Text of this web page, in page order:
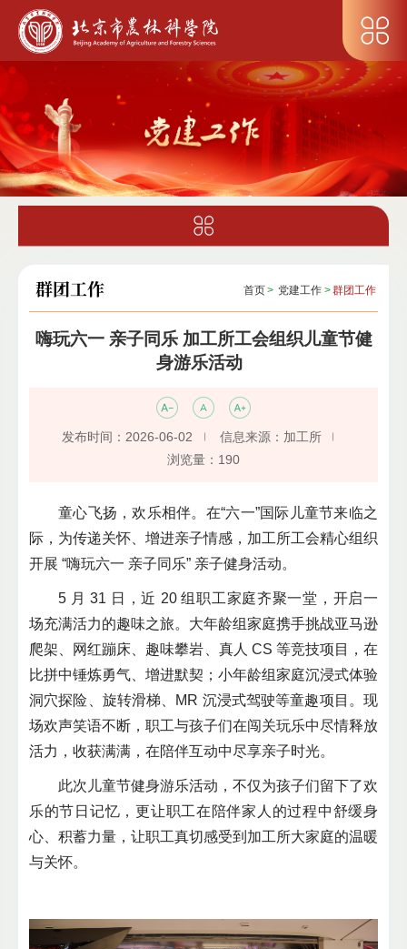
首页> 党建工作 >群团工作
群团工作
嗨玩六一 亲子同乐 加工所工会组织儿童节健
身游乐活动
发布时间：2026-06-02
信息来源：加工所
浏览量： 190
童心飞扬，欢乐相伴。在“六一”国际儿童节来临之
际，为传递关怀、增进亲子情感，加工所工会精心组织
开展 “嗨玩六一 亲子同乐” 亲子健身活动。
5 月 31 日，近 20 组职工家庭齐聚一堂，开启一
场充满活力的趣味之旅。大年龄组家庭携手挑战亚马逊
爬架、网红蹦床、趣味攀岩、真人 CS 等竞技项目，在
比拼中锤炼勇气、增进默契；小年龄组家庭沉浸式体验
洞穴探险、旋转滑梯、MR 沉浸式驾驶等童趣项目。现
场欢声笑语不断，职工与孩子们在闯关玩乐中尽情释放
活力，收获满满，在陪伴互动中尽享亲子时光。
此次儿童节健身游乐活动，不仅为孩子们留下了欢
乐的节日记忆，更让职工在陪伴家人的过程中舒缓身
心、积蓄力量，让职工真切感受到加工所大家庭的温暖
与关怀。